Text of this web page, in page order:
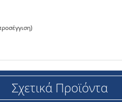
Σχετικά Προϊόντα